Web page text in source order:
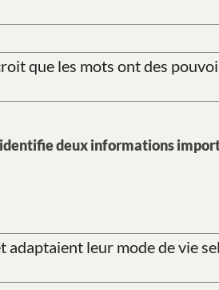
que les mots ont des
deux informations
adaptaient leur mode de vie